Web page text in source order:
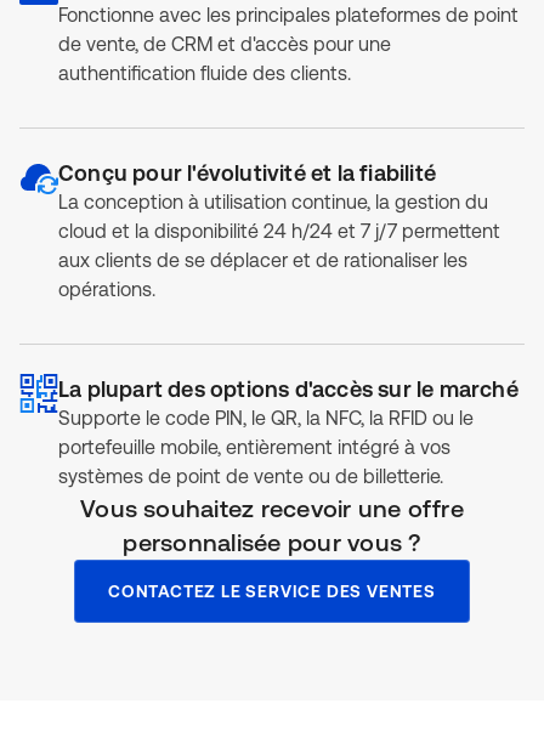
Fonctionne avec les principales plateformes de point
de vente, de CRM et d'accès pour une
authentification fluide des clients.
Conçu pour l'évolutivité et la fiabilité
La conception à utilisation continue, la gestion du
cloud et la disponibilité 24 h/24 et 7 j/7 permettent
aux clients de se déplacer et de rationaliser les
opérations.
La plupart des options d'accès sur le marché
Supporte le code PIN, le QR, la NFC, la RFID ou le
portefeuille mobile, entièrement intégré à vos
systèmes de point de vente ou de billetterie.
Vous souhaitez recevoir une offre
personnalisée pour vous ?
CONTACTEZ LE SERVICE DES VENTES